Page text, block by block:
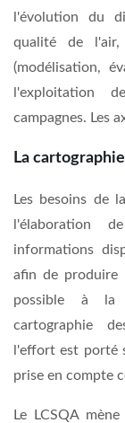
l'évolution du
qualité de l'air,
(modélisation,
l'exploitation
campagnes. Les
La
Les besoins de
l'élaboration
informations
afin de produire
possible à la
cartographie
l'effort est porté
prise en compte
Le LCSQA